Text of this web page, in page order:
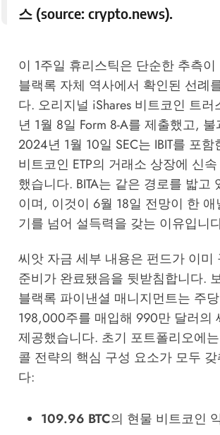
스 (source: crypto.news).
이 1주일 휴리스틱은 단순한 추측
블랙록 자체 역사에서 확인된 선례
다. 오리지널 iShares 비트코인 트
년 1월 8일 Form 8-A를 제출했고,
2024년 1월 10일 SEC는 IBIT를 포함
비트코인 ETP의 거래소 상장에 신
했습니다. BITA는 같은 경로를 밟고
이며, 이것이 6월 18일 전망이 한
기를 넘어 설득력을 갖는 이유입니
씨앗 자금 세부 내용은 펀드가 이미
준비가 완료됐음을 뒷받침합니다.
블랙록 파이낸셜 매니지먼트는 주
198,000주를 매입해 990만 달러의
제공했습니다. 초기 포트폴리오에
콜 전략의 핵심 구성 요소가 모두
다:
109.96 BTC의 현물 비트코인